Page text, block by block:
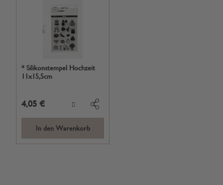
* Silikonstempel Hochzeit
11x15,5cm
4,05 €
In den Warenkorb